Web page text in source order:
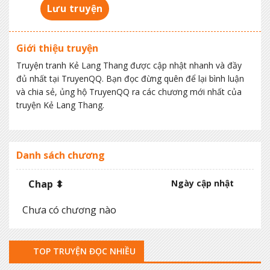
Lưu truyện
Giới thiệu truyện
Truyện tranh Kẻ Lang Thang được cập nhật nhanh và đầy
đủ nhất tại TruyenQQ. Bạn đọc đừng quên để lại bình luận
và chia sẻ, ủng hộ TruyenQQ ra các chương mới nhất của
truyện Kẻ Lang Thang.
Danh sách chương
Chap ⬍ Ngày cập nhật
Chưa có chương nào
TOP TRUYỆN ĐỌC NHIỀU